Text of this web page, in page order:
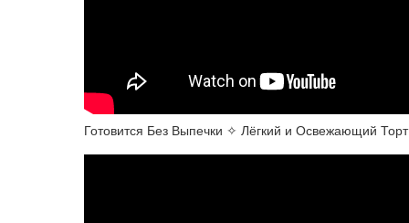
Готовится Без Выпечки ✧ Лёгкий и Освежающий